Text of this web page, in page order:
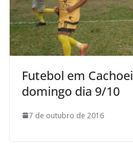
Futebol em
domingo dia 9/10
7 de outubro de 2016